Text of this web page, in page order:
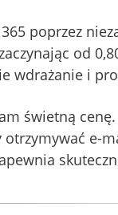
poprzez
od
wdrażanie i
świetną
e-